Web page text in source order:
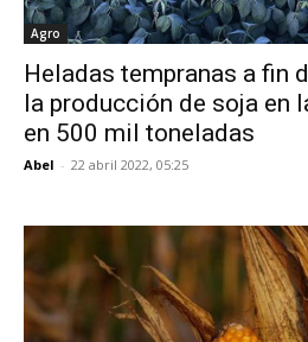
Agro
Heladas tempranas a fin
la producción de soja en
en 500 mil toneladas
Abel - 22 abril 2022, 05:25